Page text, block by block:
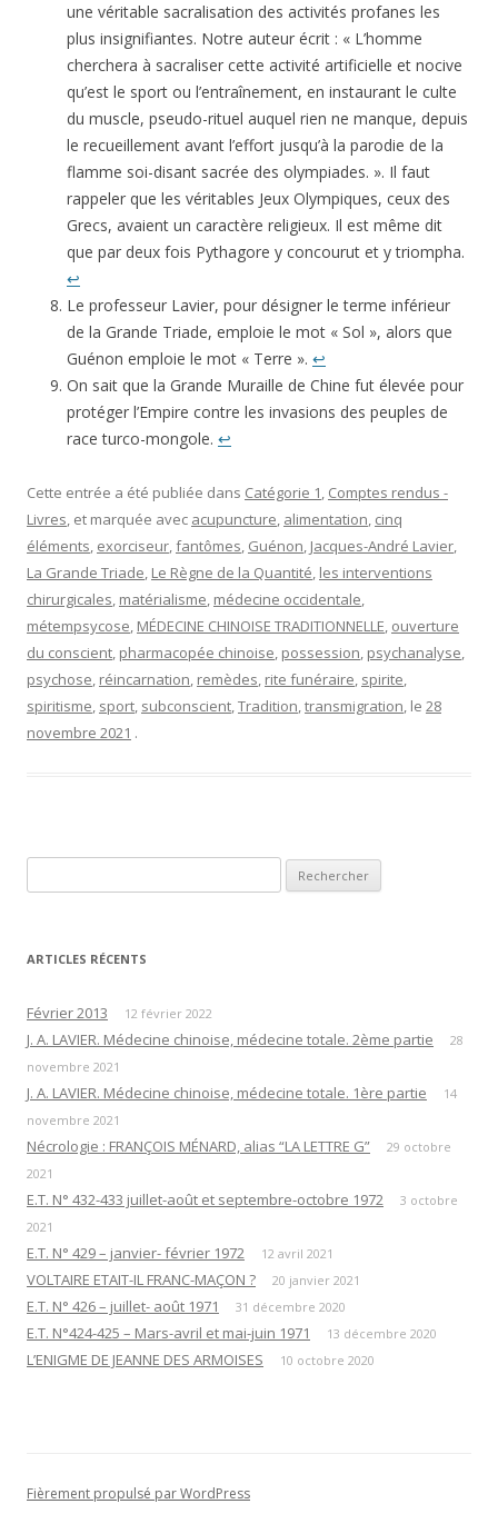
une véritable sacra­lisation des activités profanes les
plus insignifiantes. Notre auteur écrit : « L’homme
cherchera à sacraliser cette activité artificielle et nocive
qu’est le sport ou l’entraînement, en instaurant le culte
du muscle, pseudo-rituel auquel rien ne manque, depuis
le recueillement avant l’effort jusqu’à la parodie de la
flamme soi-disant sacrée des olympiades. ». Il faut
rappeler que les véritables Jeux Olympiques, ceux des
Grecs, avaient un caractère religieux. Il est même dit
que par deux fois Pythagore y concourut et y triompha.
↩
Le professeur Lavier, pour désigner le terme inférieur
de la Grande Triade, emploie le mot « Sol », alors que
Guénon emploie le mot « Terre ». ↩
On sait que la Grande Muraille de Chine fut élevée pour
protéger l’Empire contre les invasions des peuples de
race turco-mongole. ↩
Cette entrée a été publiée dans Catégorie 1, Comptes rendus -
Livres, et marquée avec acupuncture, alimentation, cinq
éléments, exorciseur,fantômes, Guénon, Jacques-André Lavier,
La Grande Triade, Le Règne de la Quantité, les in­terventions
chirurgicales, matérialisme, médecine occidentale,
métempsycose, MÉDECINE CHINOISE TRADITIONNELLE, ouverture
du conscient, pharmacopée chinoise, possession, psychanalyse,
psychose, réincarnation, remèdes, rite funéraire, spirite,
spiritisme, sport, subconscient,Tradi­tion,transmigration, le 28
novembre 2021 .
ARTICLES RÉCENTS
Février 2013 12 février 2022
J. A. LAVIER. Médecine chinoise, médecine totale. 2ème partie
28
novembre 2021
J. A. LAVIER. Médecine chinoise, médecine totale. 1ère partie
14
novembre 2021
Nécrologie : FRANÇOIS MÉNARD, alias “LA LETTRE G”
29 octobre
2021
E.T. N° 432-433 juillet-août et septembre-octobre 1972
3 octobre
2021
E.T. N° 429 – janvier- février 1972 12 avril 2021
VOLTAIRE ETAIT-IL FRANC-MAÇON ? 20 janvier 2021
E.T. N° 426 – juillet- août 1971 31 décembre 2020
E.T. N°424-425 – Mars-avril et mai-juin 1971 13 décembre 2020
L’ENIGME DE JEANNE DES ARMOISES 10 octobre 2020
Fièrement propulsé par WordPress